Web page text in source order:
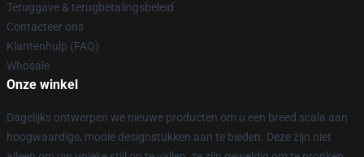
Teruggave & terugbetalingsbeleid
Contacteer ons
Klantenhulp (FAQ)
Whosale
Onze winkel
Dagelijks ontwerpen we nieuwe producten om u een breed scala aan
hoogwaardige, mooie designstukken aan te bieden. Deze zijn niet